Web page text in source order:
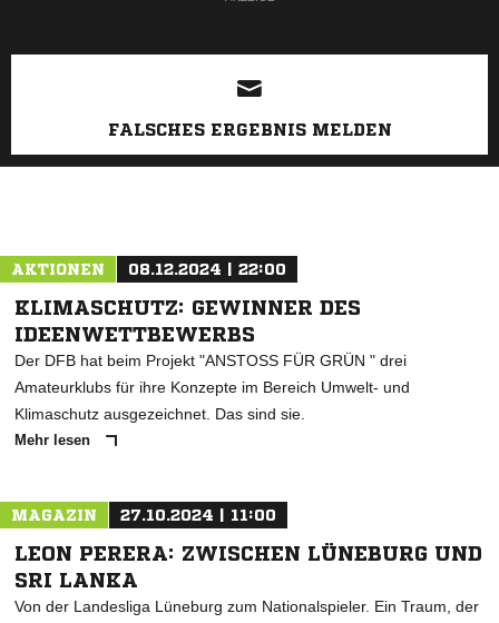
FALSCHES ERGEBNIS MELDEN
AKTIONEN 08.12.2024 | 22:00
KLIMASCHUTZ: GEWINNER DES
IDEENWETTBEWERBS
Der DFB hat beim Projekt "ANSTOSS FÜR GRÜN " drei
Amateurklubs für ihre Konzepte im Bereich Umwelt- und
Klimaschutz ausgezeichnet. Das sind sie.
Mehr lesen
MAGAZIN 27.10.2024 | 11:00
LEON PERERA: ZWISCHEN LÜNEBURG UND
SRI LANKA
Von der Landesliga Lüneburg zum Nationalspieler. Ein Traum, der